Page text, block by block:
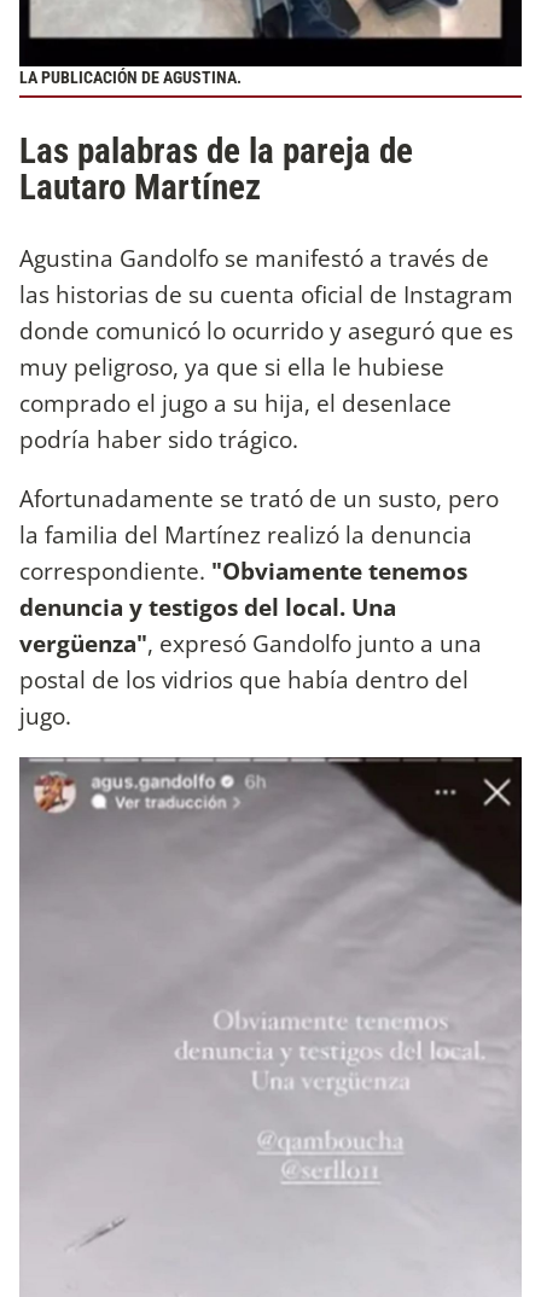
LA PUBLICACIÓN DE AGUSTINA.
Las palabras de la pareja de
Lautaro Martínez
Agustina Gandolfo se manifestó a través de
las historias de su cuenta oficial de Instagram
donde comunicó lo ocurrido y aseguró que es
muy peligroso, ya que si ella le hubiese
comprado el jugo a su hija, el desenlace
podría haber sido trágico.
Afortunadamente se trató de un susto, pero
la familia del Martínez realizó la denuncia
correspondiente. "Obviamente tenemos
denuncia y testigos del local. Una
vergüenza", expresó Gandolfo junto a una
postal de los vidrios que había dentro del
jugo.